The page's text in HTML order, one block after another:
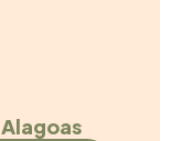
Alagoas